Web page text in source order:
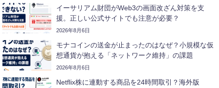
イーサリアム財団がWeb3の画面改ざん対策を支
援。正しい公式サイトでも注意が必要？
2026年8月6日
モナコインの送金が止まったのはなぜ？小規模な仮
想通貨が抱える「ネットワーク維持」の課題
2026年8月6日
Netflix株に連動する商品を24時間取引？海外版